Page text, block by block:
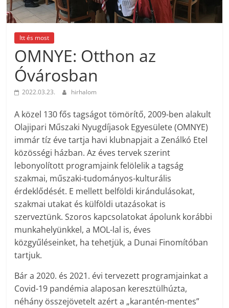
Itt és most
OMNYE: Otthon az
Óvárosban
2022.03.23. hirhalom
A közel 130 fős tagságot tömörítő, 2009-ben alakult
Olajipari Műszaki Nyugdíjasok Egyesülete (OMNYE)
immár tíz éve tartja havi klubnapjait a Zenálkó Etel
közösségi házban. Az éves tervek szerint
lebonyolított programjaink felölelik a tagság
szakmai, műszaki-tudományos-kulturális
érdeklődését. E mellett belföldi kirándulásokat,
szakmai utakat és külföldi utazásokat is
szerveztünk. Szoros kapcsolatokat ápolunk korábbi
munkahelyünkkel, a MOL-lal is, éves
közgyűléseinket, ha tehetjük, a Dunai Finomítóban
tartjuk.
Bár a 2020. és 2021. évi tervezett programjainkat a
Covid-19 pandémia alaposan keresztülhúzta,
néhány összejövetelt azért a „karantén-mentes”